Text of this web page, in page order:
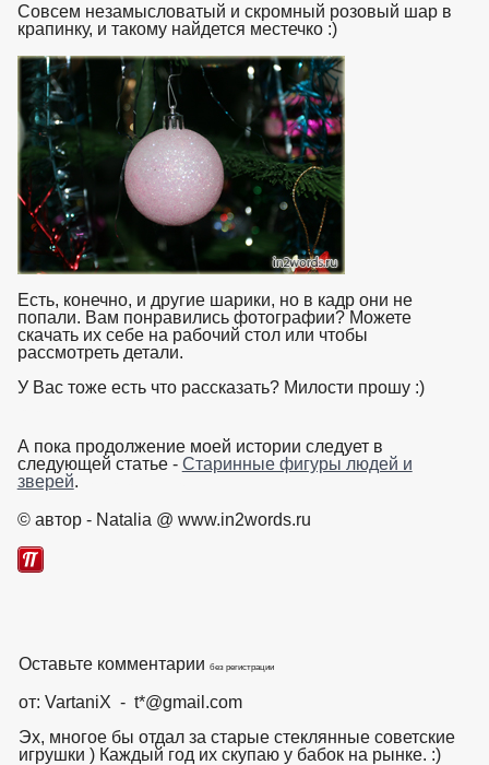
Совсем незамысловатый и скромный розовый шар в
крапинку, и такому найдется местечко :)
Есть, конечно, и другие шарики, но в кадр они не
попали. Вам понравились фотографии? Можете
скачать их себе на рабочий стол или чтобы
рассмотреть детали.
У Вас тоже есть что рассказать? Милости прошу :)взято с
А пока продолжение моей истории следует в
следующей статье - Старинные фигуры людей и
зверей.
© автор - Natalia @ www.in2words.ru
Оставьте комментарии без регистрации
от: VartaniX - t*@gmail.com
Эх, многое бы отдал за старые стеклянные советские
игрушки ) Каждый год их скупаю у бабок на рынке. :)